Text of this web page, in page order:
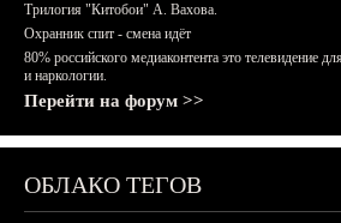
Трилогия "Китобои" А. Вахова.
Охранник спит - смена идёт
80% российского медиаконтента это телевидение
и наркологии.
Перейти на форум >>
ОБЛАКО ТЕГОВ